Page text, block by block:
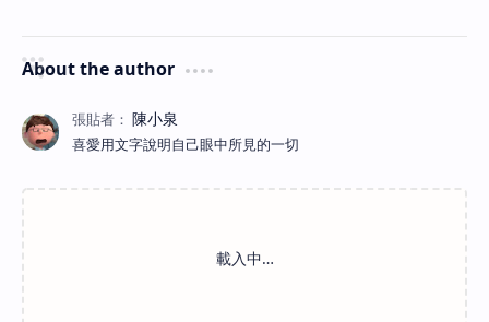
About the author
喜愛用文字說明自己眼中所見的一切